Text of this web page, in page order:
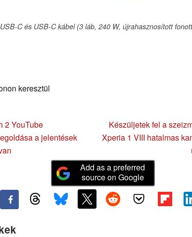
C és USB-C kábel (3 láb, 240 W, újrahasznosított
keresztül
2 YouTube
a jelentések
Készüljetek fel a
Xperia 1 VIII hatalmas
Add as a preferred
source on Google